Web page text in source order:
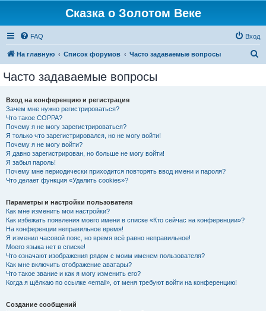
Сказка о Золотом Веке
FAQ Вход
На главную Список форумов Часто задаваемые вопросы
Часто задаваемые вопросы
Вход на конференцию и регистрация
Зачем мне нужно регистрироваться?
Что такое COPPA?
Почему я не могу зарегистрироваться?
Я только что зарегистрировался, но не могу войти!
Почему я не могу войти?
Я давно зарегистрирован, но больше не могу войти!
Я забыл пароль!
Почему мне периодически приходится повторять ввод имени и пароля?
Что делает функция «Удалить cookies»?
Параметры и настройки пользователя
Как мне изменить мои настройки?
Как избежать появления моего имени в списке «Кто сейчас на конференции»?
На конференции неправильное время!
Я изменил часовой пояс, но время всё равно неправильное!
Моего языка нет в списке!
Что означают изображения рядом с моим именем пользователя?
Как мне включить отображение аватары?
Что такое звание и как я могу изменить его?
Когда я щёлкаю по ссылке «email», от меня требуют войти на конференцию!
Создание сообщений